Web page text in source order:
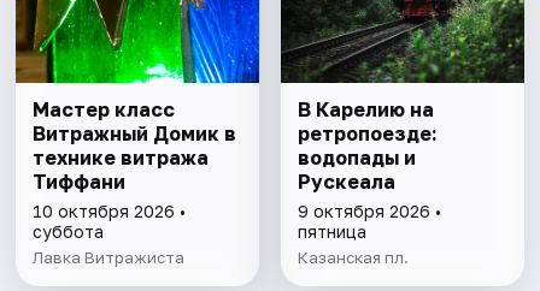
Мастер класс
Витражный Домик в
технике витража
Тиффани
10 октября 2026 •
суббота
Лавка Витражиста
В Карелию на
ретропоезде:
водопады и
Рускеала
9 октября 2026 •
пятница
Казанская пл.